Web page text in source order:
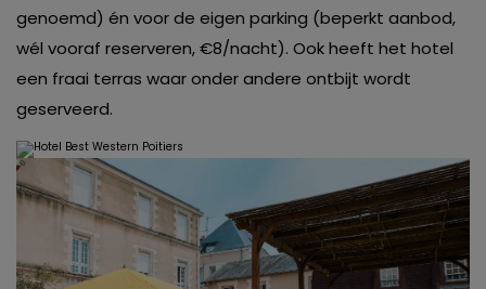
genoemd) én voor de eigen parking (beperkt aanbod,
wél vooraf reserveren, €8/nacht). Ook heeft het hotel
een fraai terras waar onder andere ontbijt wordt
geserveerd.